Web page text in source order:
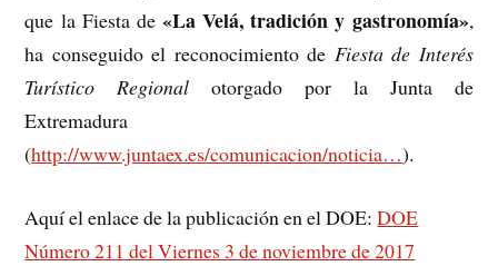
que la Fiesta de «La Velá, tradición y gastronomía»,
ha conseguido el reconocimiento de Fiesta de Interés
Turístico Regional otorgado por la Junta de
Extremadura
(http://www.juntaex.es/comunicacion/noticia…).
Aquí el enlace de la publicación en el DOE:DOE
Número 211 del Viernes 3 de noviembre de 2017